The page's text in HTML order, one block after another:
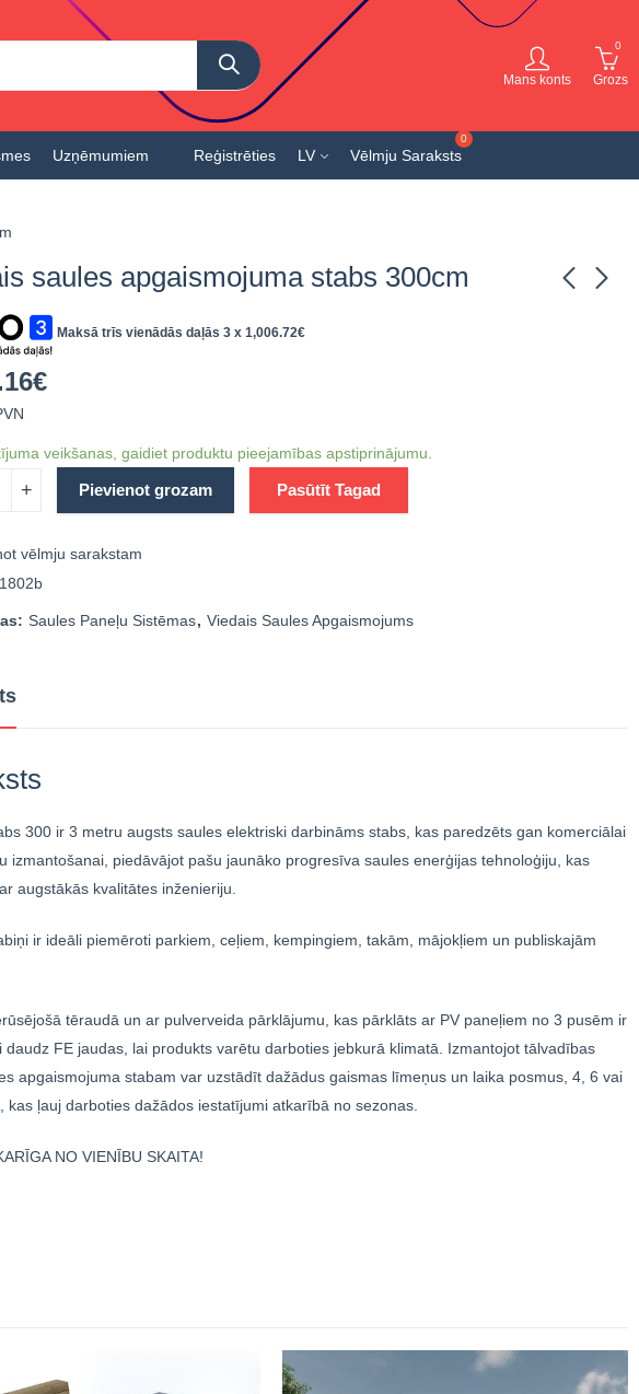
Mans konts
0
Grozs
Uzņēmumiem Reģistrēties LV Vēlmju Saraksts
saules apgaismojuma stabs 300cm
Maksā trīs vienādās daļās 3 x 1,006.72€
€
veikšanas, gaidiet produktu pieejamības apstiprinājumu.
Pievienot grozam Pasūtīt Tagad
vēlmju sarakstam
Saules Paneļu Sistēmas, Viedais Saules Apgaismojums
300 ir 3 metru augsts saules elektriski darbināms stabs, kas paredzēts gan komerciālai
izmantošanai, piedāvājot pašu jaunāko progresīva saules enerģijas tehnoloģiju, kas
augstākās kvalitātes inženieriju.
ir ideāli piemēroti parkiem, ceļiem, kempingiem, takām, mājokļiem un publiskajām
tēraudā un ar pulverveida pārklājumu, kas pārklāts ar PV paneļiem no 3 pusēm ir
daudz FE jaudas, lai produkts varētu darboties jebkurā klimatā. Izmantojot tālvadības
apgaismojuma stabam var uzstādīt dažādus gaismas līmeņus un laika posmus, 4, 6 vai
kas ļauj darboties dažādos iestatījumi atkarībā no sezonas.
NO VIENĪBU SKAITA!